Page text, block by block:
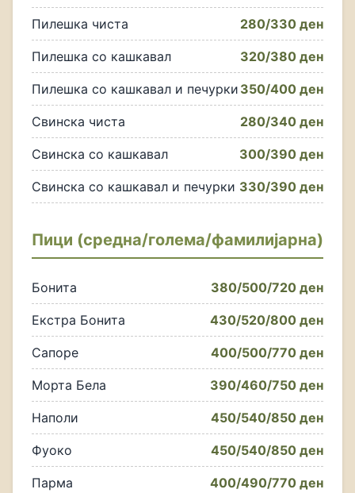
Пилешка чиста 280/330 ден
Пилешка со кашкавал 320/380 ден
Пилешка со кашкавал и печурки 350/400 ден
Свинска чиста 280/340 ден
Свинска со кашкавал 300/390 ден
Свинска со кашкавал и печурки 330/390 ден
Пици (средна/голема/фамилијарна)
Бонита 380/500/720 ден
Екстра Бонита 430/520/800 ден
Сапоре 400/500/770 ден
Морта Бела 390/460/750 ден
Наполи 450/540/850 ден
Фуоко 450/540/850 ден
Парма 400/490/770 ден